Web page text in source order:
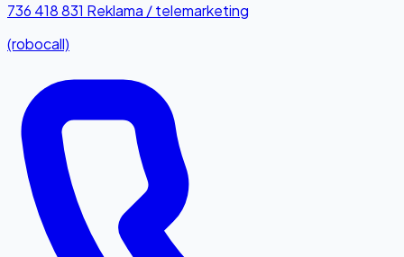
736 418 831 Reklama / telemarketing
(robocall)